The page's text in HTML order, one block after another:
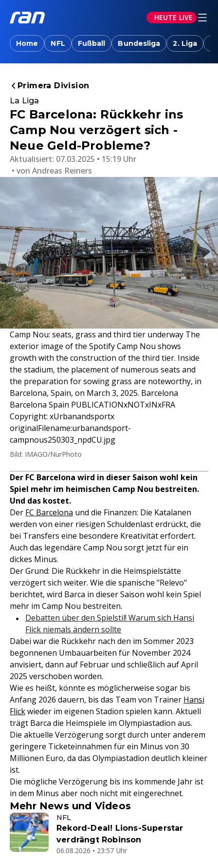
HEUTE LIVE
Home NFL Fußball Bundesliga 2. Liga
Primera Division
La Liga
FC Barcelona: Rückkehr ins
Camp Nou verzögert sich -
Neue Geld-Probleme?
Aktualisiert: 07.03.2025 • 15:19 Uhr
von Andreas Reiners
Camp Nou: seats, grass and third tier underway The
exterior image of the Spotify Camp Nou shows
growth with the construction of the third tier. Inside
the stadium, the placement of numerous seats and
the preparation for sowing grass are noteworthy, in
Barcelona, Spain, on March 3, 2025. Barcelona
Barcelona Spain PUBLICATIONxNOTxINxFRA
Copyright: xUrbanandsportx
originalFilename:urbanandsport-
campnous250303_npdCU.jpg
Bild: IMAGO/NurPhoto
Der FC Barcelona wird in dieser Saison wohl kein
Spiel mehr im heimischen Camp Nou bestreiten.
Und das kostet.
Der FC Barcelona und die Finanzen: Die Katalanen
werden von einer riesigen Schuldenlast erdrückt, die
bei Transfers eine besondere Kreativität erfordert.
Auch das legendäre Camp Nou sorgt jetzt für ein
dickes Minus.
Der Grund: Die Rückkehr in die Heimspielstätte
verzögert sich weiter. Wie die spanische "Relevo"
berichtet, wird Barca in dieser Saison wohl kein Spiel
mehr im Camp Nou bestreiten.
Debatten über den Spielstil! Warum sich Hansi
Flick niemals ändern sollte
Dabei war die Rückkehr nach den im Sommer 2023
begonnenen Umbauarbeiten für November 2024
anvisiert, dann auf Februar und schließlich auf April
2025 verschoben worden.
Wie es heißt, könnte es möglicherweise sogar bis
Anfang 2026 dauern, bis das Team von Trainer Hansi
Flickwieder im eigenen Stadion spielen kann. Aktuell
trägt Barca die Heimspiele im Olympiastadion aus.
Die aktuelle Verzögerung sorgt durch unter anderem
geringere Ticketeinnahmen für ein Minus von 30
Millionen Euro, da das Olympiastadion deutlich kleiner
ist.
Die mögliche Verzögerung bis ins kommende Jahr ist
in dem Minus aber noch nicht mit eingerechnet.
Mehr News und Videos
NFL
Rekord-Deal! Lions-Superstar
verdrängt Robinson
06.08.2026 • 23:57 Uhr